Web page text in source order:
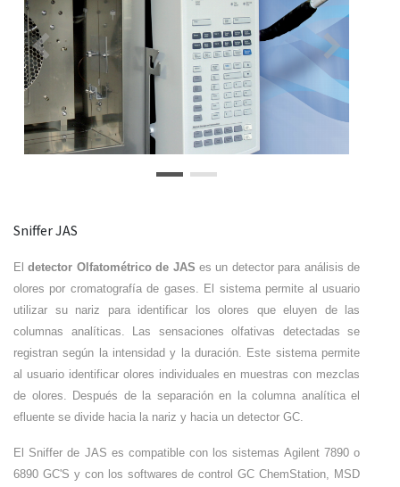
Previous Next
Sniffer JAS
Eldetector Olfatométrico de JAS es un detector para análisis de
olores por cromatografía de gases. El sistema permite al usuario
utilizar su nariz para identificar los olores que eluyen de las
columnas analíticas. Las sensaciones olfativas detectadas se
registran según la intensidad y la duración. Este sistema permite
al usuario identificar olores individuales en muestras con mezclas
de olores. Después de la separación en la columna analítica el
efluente se divide hacia la nariz y hacia un detector GC.
El Sniffer de JAS es compatible con los sistemas Agilent 7890 o
6890 GC'S y con los softwares de control GC ChemStation, MSD